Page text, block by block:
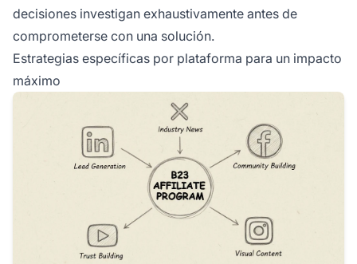
decisiones investigan exhaustivamente antes de
comprometerse con una solución.
Estrategias específicas por plataforma para un impacto
máximo